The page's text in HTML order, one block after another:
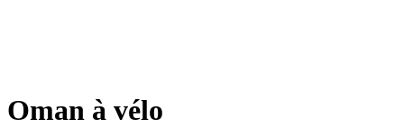
Oman à vélo